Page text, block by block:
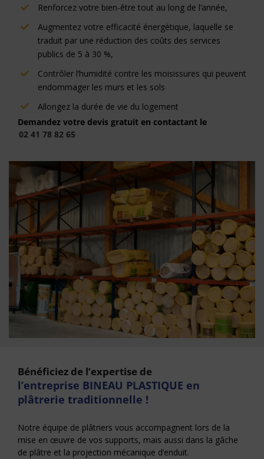
Renforcez votre bien-être tout au long de l’année,
Augmentez votre efficacité énergétique, laquelle se
traduit par une réduction des coûts des services
publics de 5 à 30 %,
Contrôler l’humidité contre les moisissures qui peuvent
endommager les murs et les sols
Allongez la durée de vie du logement
Demandez votre devis gratuit en contactant le
02 41 78 82 65
Bénéficiez de l’expertise de
l’entreprise BINEAU PLASTIQUE en
plâtrerie traditionnelle !
Notre équipe de plâtriers vous accompagnent lors de la
mise en œuvre de vos supports, mais aussi dans la gâche
de plâtre et la projection mécanique d’enduit.